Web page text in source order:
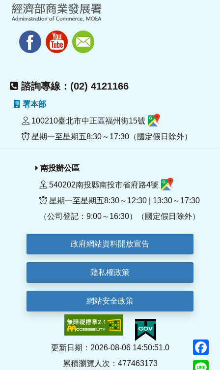
諮詢專線：(02) 4121166
署本部
100210臺北市中正區福州街15號
星期一至星期五8:30～17:30（國定假日除外）
南投辦公區
540202南投縣南投市省府路4號
星期一至星期五8:30～12:30 | 13:30～17:30
（公司登記：9:00～16:30）（國定假日除外）
政府網站資料開放宣告
隱私權政策
網站安全政策
更新日期：2026-08-06 14:50:51.0
累積瀏覽人次：477463173